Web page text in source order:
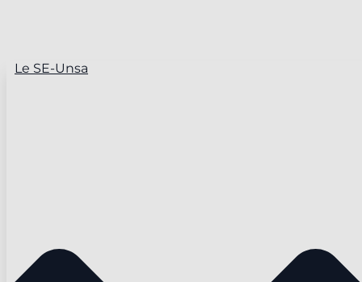
Le SE-Unsa